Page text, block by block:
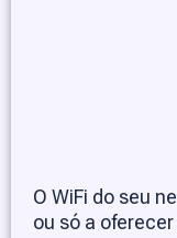
O WiFi do seu
ou só a